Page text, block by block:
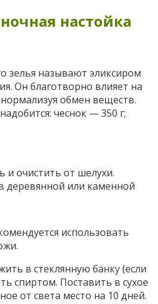
настойка
зелья называют эликсиром
Он благотворно влияет на
обмен веществ.
чеснок — 350 г;
очистить от шелухи.
деревянной или каменной
использовать
в стеклянную банку (если
спиртом. Поставить в сухое
от света место на 10 дней.